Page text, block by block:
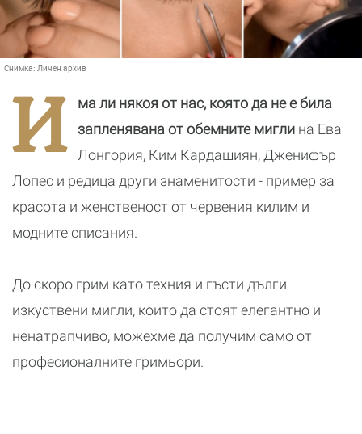
Снимка: Личен архив
И
ма ли някоя от нас, която да не е била
запленявана от обемните мигли на Ева
Лонгория, Ким Кардашиян, Дженифър
Лопес и редица други знаменитости - пример за
красота и женственост от червения килим и
модните списания.
До скоро грим като техния и гъсти дълги
изкуствени мигли, които да стоят елегантно и
ненатрапчиво, можехме да получим само от
професионалните гримьори.